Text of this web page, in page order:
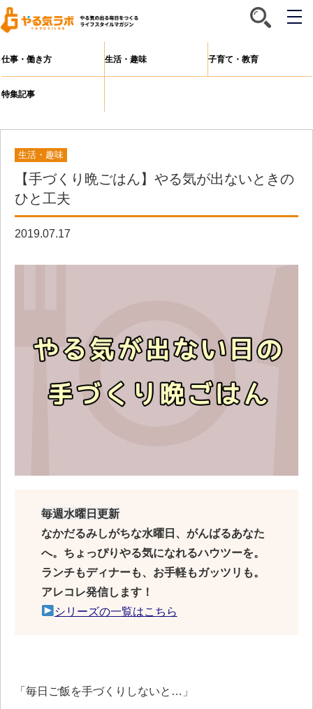
メ
仕事・働き方 生活・趣味 子育て・教育
特集記事
生活・趣味
【手づくり晩ごはん】やる気が出ないときの
ひと工夫
2019.07.17
毎週水曜日更新
なかだるみしがちな水曜日、がんばるあなた
へ。ちょっぴりやる気になれるハウツーを。
ランチもディナーも、お手軽もガッツリも。
アレコレ発信します！
シリーズの一覧はこちら
「毎日ご飯を手づくりしないと…」